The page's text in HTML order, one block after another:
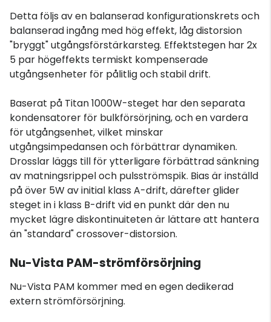
Detta följs av en balanserad konfigurationskrets och
balanserad ingång med hög effekt, låg distorsion
"bryggt" utgångsförstärkarsteg. Effektstegen har 2x
5 par högeffekts termiskt kompenserade
utgångsenheter för pålitlig och stabil drift.
Baserat på Titan 1000W-steget har den separata
kondensatorer för bulkförsörjning, och en vardera
för utgångsenhet, vilket minskar
utgångsimpedansen och förbättrar dynamiken.
Drosslar läggs till för ytterligare förbättrad sänkning
av matningsrippel och pulsströmspik. Bias är inställd
på över 5W av initial klass A-drift, därefter glider
steget in i klass B-drift vid en punkt där den nu
mycket lägre diskontinuiteten är lättare att hantera
än "standard" crossover-distorsion.
Nu-Vista PAM-strömförsörjning
Nu-Vista PAM kommer med en egen dedikerad
extern strömförsörjning.